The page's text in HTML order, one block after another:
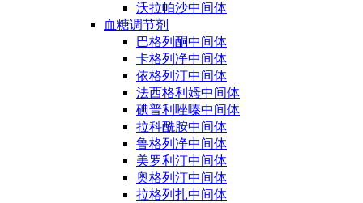
沃拉帕沙中间体
血糖调节剂
巴格列酮中间体
卡格列净中间体
依格列汀中间体
法西格利姆中间体
碘普利唑嗪中间体
拉科酰胺中间体
鲁格列净中间体
美罗利汀中间体
奥格列汀中间体
拉格列扎中间体